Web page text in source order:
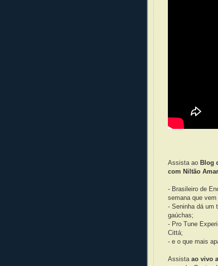
Assista ao Blog
com Niltão
- Brasileiro de
semana que vem
- Seninha dá um
gaúchas;
- Pro Tune
Cittá;
- e o que mais
Assista ao vivo